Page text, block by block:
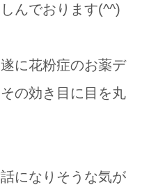
んでおります(^^)
に花粉症のお薬デ
の効き目に目を丸
になりそうな気が